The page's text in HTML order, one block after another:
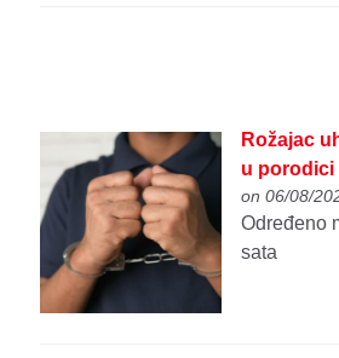
Rožajac
u porodici
on 06/08/
Određeno
sata